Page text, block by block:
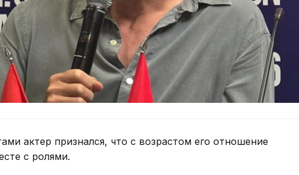
актер признался, что с возрастом его отношение
с ролями.